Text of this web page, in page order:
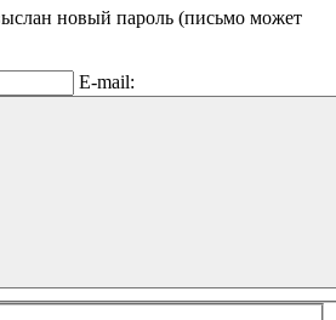
новый пароль (письмо может
E-mail: